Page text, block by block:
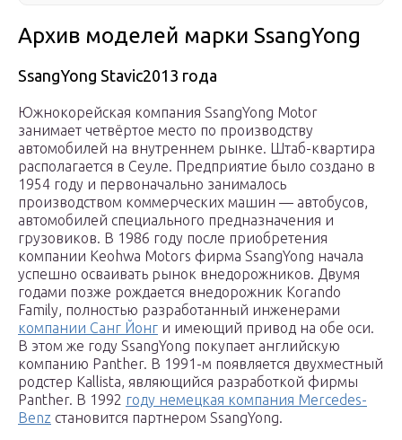
Архив моделей марки SsangYong
SsangYong Stavic2013 года
Южнокорейская компания SsangYong Motor
занимает четвёртое место по производству
автомобилей на внутреннем рынке. Штаб-квартира
располагается в Сеуле. Предприятие было создано в
1954 году и первоначально занималось
производством коммерческих машин — автобусов,
автомобилей специального предназначения и
грузовиков. В 1986 году после приобретения
компании Keohwa Motors фирма SsangYong начала
успешно осваивать рынок внедорожников. Двумя
годами позже рождается внедорожник Korando
Family, полностью разработанный инженерами
компании Санг Йонг и имеющий привод на обе оси.
В этом же году SsangYong покупает английскую
компанию Panther. В 1991-м появляется двухместный
родстер Kallista, являющийся разработкой фирмы
Panther. В 1992 году немецкая компания Mercedes-
Benz становится партнером SsangYong.